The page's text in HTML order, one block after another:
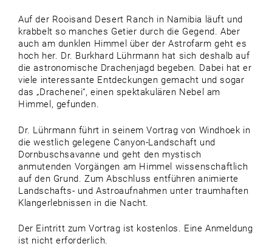
Auf der Rooisand Desert Ranch in Namibia läuft und
krabbelt so manches Getier durch die Gegend. Aber
auch am dunklen Himmel über der Astrofarm geht es
hoch her. Dr. Burkhard Lührmann hat sich deshalb auf
die astronomische Drachenjagd begeben. Dabei hat er
viele interessante Entdeckungen gemacht und sogar
das „Drachenei“, einen spektakulären Nebel am
Himmel, gefunden.
Dr. Lührmann führt in seinem Vortrag von Windhoek in
die westlich gelegene Canyon-Landschaft und
Dornbuschsavanne und geht den mystisch
anmutenden Vorgängen am Himmel wissenschaftlich
auf den Grund. Zum Abschluss entführen animierte
Landschafts- und Astroaufnahmen unter traumhaften
Klangerlebnissen in die Nacht.
Der Eintritt zum Vortrag ist kostenlos. Eine Anmeldung
ist nicht erforderlich.